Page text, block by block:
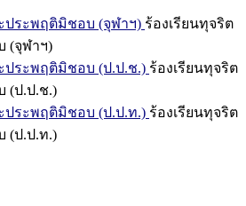
ประพฤติมิชอบ (จุฬาฯ) ร้องเรียนทุจริต
(จุฬาฯ)
ประพฤติมิชอบ (ป.ป.ช.) ร้องเรียนทุจริต
(ป.ป.ช.)
ประพฤติมิชอบ (ป.ป.ท.) ร้องเรียนทุจริต
(ป.ป.ท.)